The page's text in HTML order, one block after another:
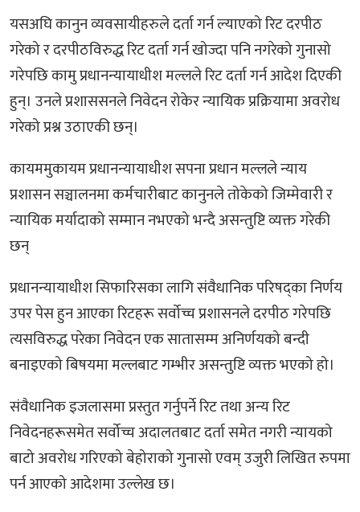
यसअघि कानुन व्यवसायीहरुले दर्ता गर्न ल्याएको रिट दरपीठ
गरेको र दरपीठविरुद्ध रिट दर्ता गर्न खोज्दा पनि नगरेको गुनासो
गरेपछि कामु प्रधानन्यायाधीश मल्लले रिट दर्ता गर्न आदेश दिएकी
हुन्। उनले प्रशाससनले निवेदन रोकेर न्यायिक प्रक्रियामा अवरोध
गरेको प्रश्न उठाएकी छन्।
कायममुकायम प्रधानन्यायाधीश सपना प्रधान मल्लले न्याय
प्रशासन सञ्चालनमा कर्मचारीबाट कानुनले तोकेको जिम्मेवारी र
न्यायिक मर्यादाको सम्मान नभएको भन्दै असन्तुष्टि व्यक्त गरेकी
छन्
प्रधानन्यायाधीश सिफारिसका लागि संवैधानिक परिषद्का निर्णय
उपर पेस हुन आएका रिटहरू सर्वोच्च प्रशासनले दरपीठ गरेपछि
त्यसविरुद्ध परेका निवेदन एक सातासम्म अनिर्णयको बन्दी
बनाइएको बिषयमा मल्लबाट गम्भीर असन्तुष्टि व्यक्त भएको हो।
संवैधानिक इजलासमा प्रस्तुत गर्नुपर्ने रिट तथा अन्य रिट
निवेदनहरूसमेत सर्वोच्च अदालतबाट दर्ता समेत नगरी न्यायको
बाटो अवरोध गरिएको बेहोराको गुनासो एवम् उजुरी लिखित रुपमा
पर्न आएको आदेशमा उल्लेख छ।